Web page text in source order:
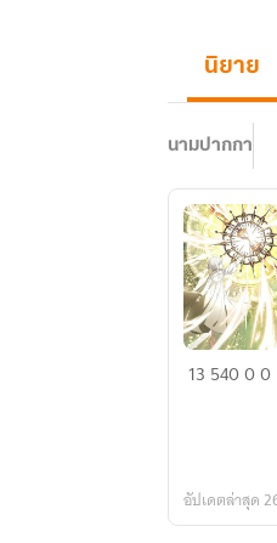
นิยาย
นามปากกา
วงแหวน
13 54000
อัปเดตล่าสุด